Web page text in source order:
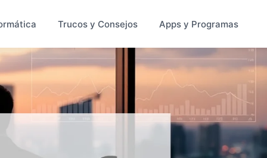
Trucos y Consejos Apps y Programas